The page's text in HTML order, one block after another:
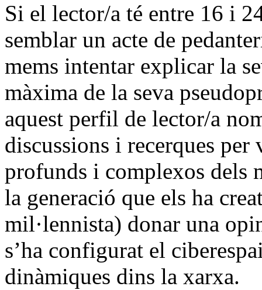
Si el lector/a té entre 16 i
semblar un acte de
mems intentar explicar la
màxima de la seva
aquest perfil de lector/a
discussions i recerques per
profunds i complexos dels
la generació que els ha
mil·lennista) donar una
s’ha configurat el
dinàmiques dins la xarxa.